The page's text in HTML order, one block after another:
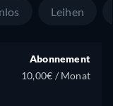
Leihen
Abonnement
10,00€ / Monat